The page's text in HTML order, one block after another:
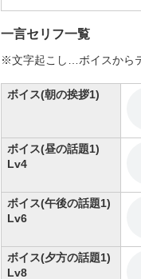
一言セリフ一覧
※文字起こし…ボイスから
ボイス(朝の挨拶1)
ボイス(昼の話題1)
Lv4
ボイス(午後の話題1)
Lv6
ボイス(夕方の話題1)
Lv8